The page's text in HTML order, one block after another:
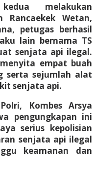
melakukan
Rancaekek Wetan,
petugas berhasil
lain bernama TS
senjata api ilegal.
empat buah
serta sejumlah alat
senjata api.
Kombes Arsya
pengungkapan ini
serius kepolisian
senjata api ilegal
keamanan dan